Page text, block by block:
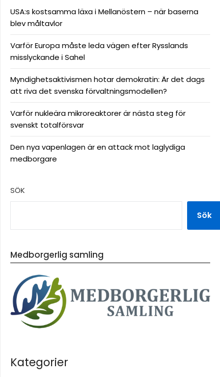
USA:s kostsamma läxa i Mellanöstern – när baserna
blev måltavlor
Varför Europa måste leda vägen efter Rysslands
misslyckande i Sahel
Myndighetsaktivismen hotar demokratin: Är det dags
att riva det svenska förvaltningsmodellen?
Varför nukleära mikroreaktorer är nästa steg för
svenskt totalförsvar
Den nya vapenlagen är en attack mot laglydiga
medborgare
SÖK
Sök
Medborgerlig samling
Kategorier